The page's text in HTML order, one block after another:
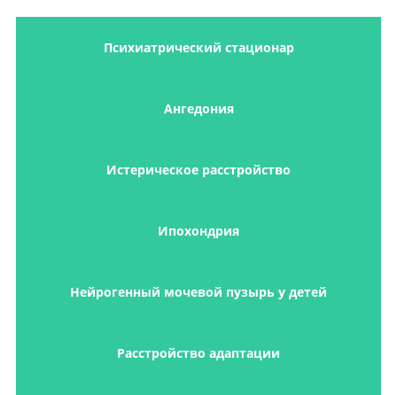
Психиатрический стационар
Ангедония
Истерическое расстройство
Ипохондрия
Нейрогенный мочевой пузырь у детей
Расстройство адаптации